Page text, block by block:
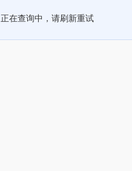
正在查询中，请刷新重试